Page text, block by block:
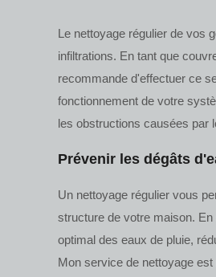
Le nettoyage régulier de vos
infiltrations. En tant que
recommande d'effectuer ce
fonctionnement de votre
les obstructions causées par
Prévenir les dégâts
Un nettoyage régulier vous
structure de votre maison.
optimal des eaux de pluie,
Mon service de nettoyage